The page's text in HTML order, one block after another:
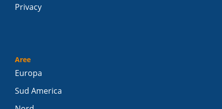
Privacy
Aree
Europa
Sud America